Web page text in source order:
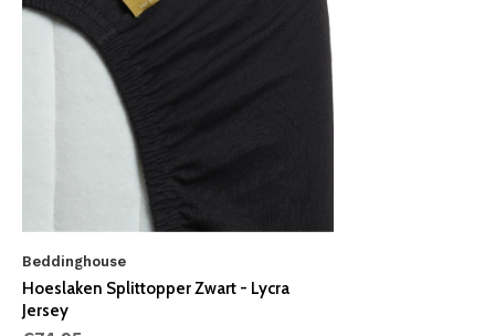
Beddinghouse
Hoeslaken Splittopper Zwart - Lycra
Jersey